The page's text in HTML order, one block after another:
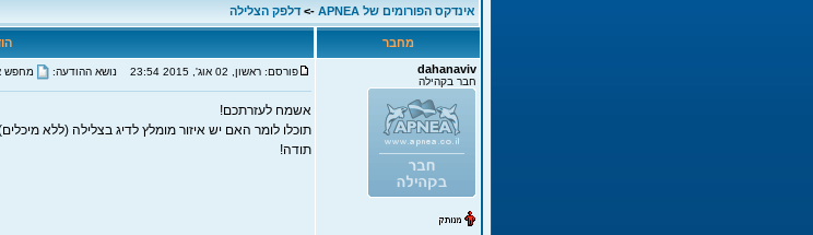
אינדקס הפורומים של APNEA ->דלפק הצלילה
מחבר
dahanaviv
חבר בקהילה
פורסם: ראשון, 02 אוג', 2015 23:54 נושא ההודעה: מחפש
אשמח לעזרתכם!
תוכלו לומר האם יש איזור מומלץ לדיג בצלילה (ללא
תודה!